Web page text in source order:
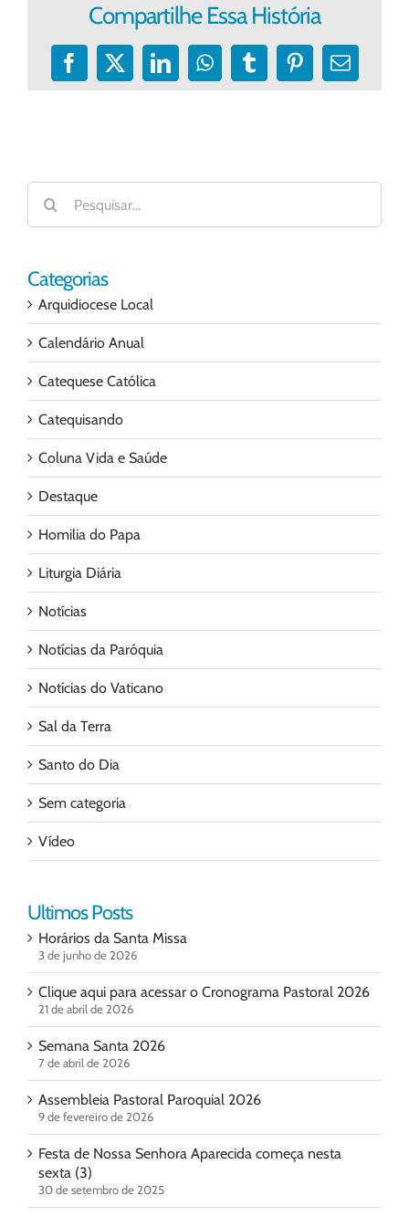
Compartilhe Essa História
Facebook
X LinkedInWhatsApp
TumblrPinterest
E-
Buscar
resultados
para:
Categorias
Arquidiocese Local
Calendário Anual
Catequese Católica
Catequisando
Coluna Vida e Saúde
Destaque
Homilia do Papa
Liturgia Diária
Notícias
Notícias da Paróquia
Notícias do Vaticano
Sal da Terra
Santo do Dia
Sem categoria
Vídeo
Ultimos Posts
Horários da Santa Missa
3 de junho de 2026
Clique aqui para acessar o Cronograma Pastoral 2026
21 de abril de 2026
Semana Santa 2026
7 de abril de 2026
Assembleia Pastoral Paroquial 2026
9 de fevereiro de 2026
Festa de Nossa Senhora Aparecida começa nesta
sexta (3)
30 de setembro de 2025